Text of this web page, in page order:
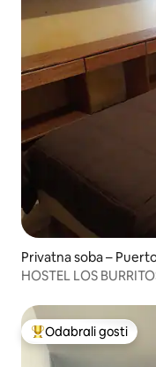
Privatna soba –
Među najviše
Odabrali gosti